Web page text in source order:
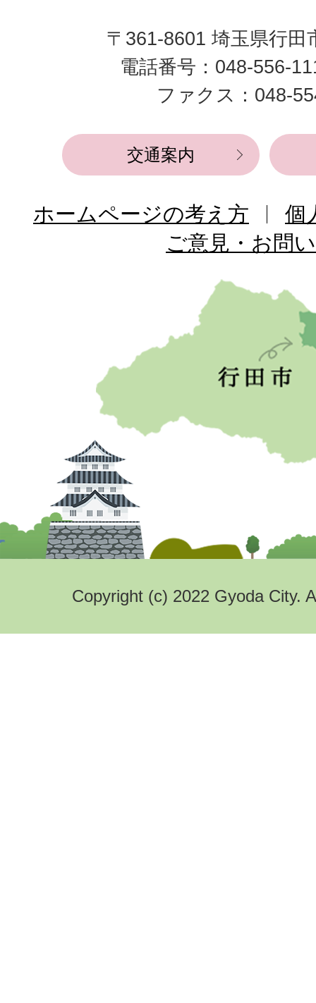
市
役
所
〒361-8601 埼玉県行田
電話番号：048-556-
ファクス：048-
交通案内
ホームページの考え方
個
ご意見・お問
Copyright (c) 2022 Gyoda City.